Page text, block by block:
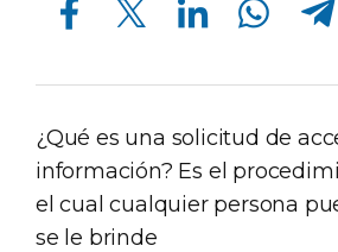
¿Qué es una solicitud de
información? Es el
el cual cualquier persona
se le brinde